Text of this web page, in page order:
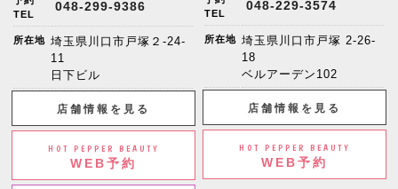
TEL
048-299-9386
所在地 埼玉県川口市戸塚２-24-
11
日下ビル
店舗情報を見る
HOT PEPPER BEAUTY
WEB予約
TEL
048-229-3574
所在地 埼玉県川口市戸塚 2-26-
18
ベルアーデン102
店舗情報を見る
HOT PEPPER BEAUTY
WEB予約